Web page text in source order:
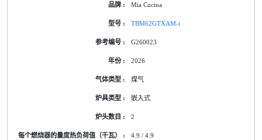
Mia Cucina
TBM62GTXAM-i
G260023
2026
煤气
嵌入式
2
4.9 / 4.9